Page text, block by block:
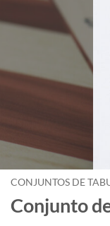
CONJUNTOS DE
Conjunto